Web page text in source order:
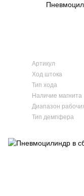
Артикул
Ход штока
Тип хода
Наличие магнита
Диапазон
Тип демпфера